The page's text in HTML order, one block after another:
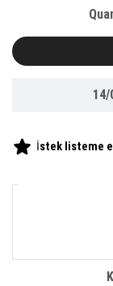
14/
İstek listeme